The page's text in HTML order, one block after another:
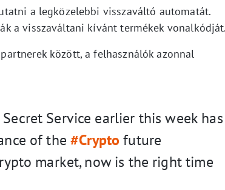
a legközelebbi visszaváltó automatát.
a visszaváltani kívánt termékek
között, a felhasználók azonnal
Service earlier this week has
of the#Crypto future
market, now is the right time